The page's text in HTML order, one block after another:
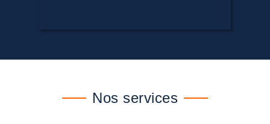
Nos services